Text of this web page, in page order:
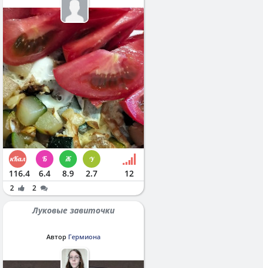
116.4 6.4 8.9 2.7 12
2 2
Луковые завиточки
Автор Гермиона